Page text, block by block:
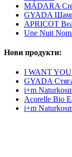
MÁDARA
GYADA
APRICOT
Une Nuit
Нови продукти:
I WANT YOU
GYADA
i+m
Acorelle Bio
i+m